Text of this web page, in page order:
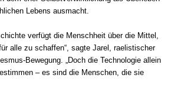
Lebens ausmacht.
verfügt die Menschheit über die Mittel,
alle zu schaffen“, sagte Jarel, raelistischer
Bewegung. „Doch die Technologie allein
– es sind die Menschen, die sie